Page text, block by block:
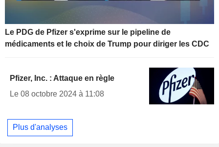
Le PDG de Pfizer s'exprime sur le pipeline de
médicaments et le choix de Trump pour diriger les CDC
Pfizer, Inc. : Attaque en règle
Le 08 octobre 2024 à 11:08
Plus d'analyses